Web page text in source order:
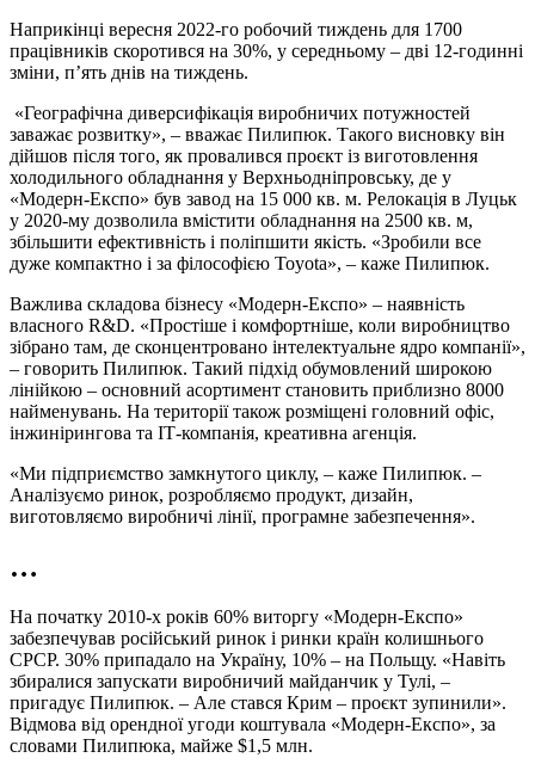
Наприкінці вересня 2022‑го робочий тиждень для 1700
працівників скоротився на 30%, у середньому – дві 12‑годинні
зміни, пʼять днів на тиждень.
«Географічна диверсифікація виробничих потужностей
заважає розвитку», – вважає Пилипюк. Такого висновку він
дійшов після того, як провалився проєкт із виготовлення
холодильного обладнання у Верхньодніпровську, де у
«Модерн‑Експо» був завод на 15 000 кв. м. Релокація в Луцьк
у 2020‑му дозволила вмістити обладнання на 2500 кв. м,
збільшити ефективність і поліпшити якість. «Зробили все
дуже компактно і за філософією Toyota», – каже Пилипюк.
Важлива складова бізнесу «Модерн‑Експо» – наявність
власного R&D. «Простіше і комфортніше, коли виробництво
зібрано там, де сконцентровано інтелектуальне ядро компанії»,
– говорить Пилипюк. Такий підхід обумовлений широкою
лінійкою – основний асортимент становить приблизно 8000
найменувань. На території також розміщені головний офіс,
інжинірингова та IT‑компанія, креативна агенція.
«Ми підприємство замкнутого циклу, – каже Пилипюк. –
Аналізуємо ринок, розробляємо продукт, дизайн,
виготовляємо виробничі лінії, програмне забезпечення».
…
На початку 2010‑х років 60% виторгу «Модерн‑Експо»
забезпечував російський ринок і ринки країн колишнього
СРСР. 30% припадало на Україну, 10% – на Польщу. «Навіть
збиралися запускати виробничий майданчик у Тулі, –
пригадує Пилипюк. – Але стався Крим – проєкт зупинили».
Відмова від орендної угоди коштувала «Модерн‑Експо», за
словами Пилипюка, майже $1,5 млн.